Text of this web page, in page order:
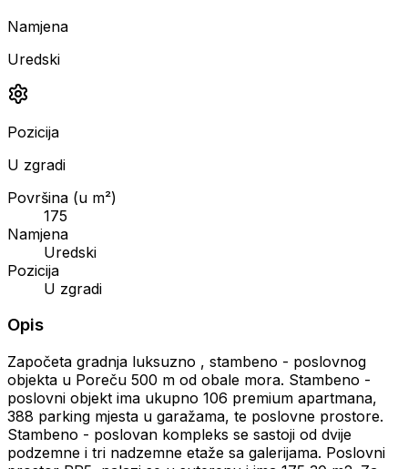
Namjena
Uredski
Pozicija
U zgradi
Površina (u m²)
175
Namjena
Uredski
Pozicija
U zgradi
Opis
Započeta gradnja luksuzno , stambeno - poslovnog
objekta u Poreču 500 m od obale mora. Stambeno -
poslovni objekt ima ukupno 106 premium apartmana,
388 parking mjesta u garažama, te poslovne prostore.
Stambeno - poslovan kompleks se sastoji od dvije
podzemne i tri nadzemne etaže sa galerijama. Poslovni